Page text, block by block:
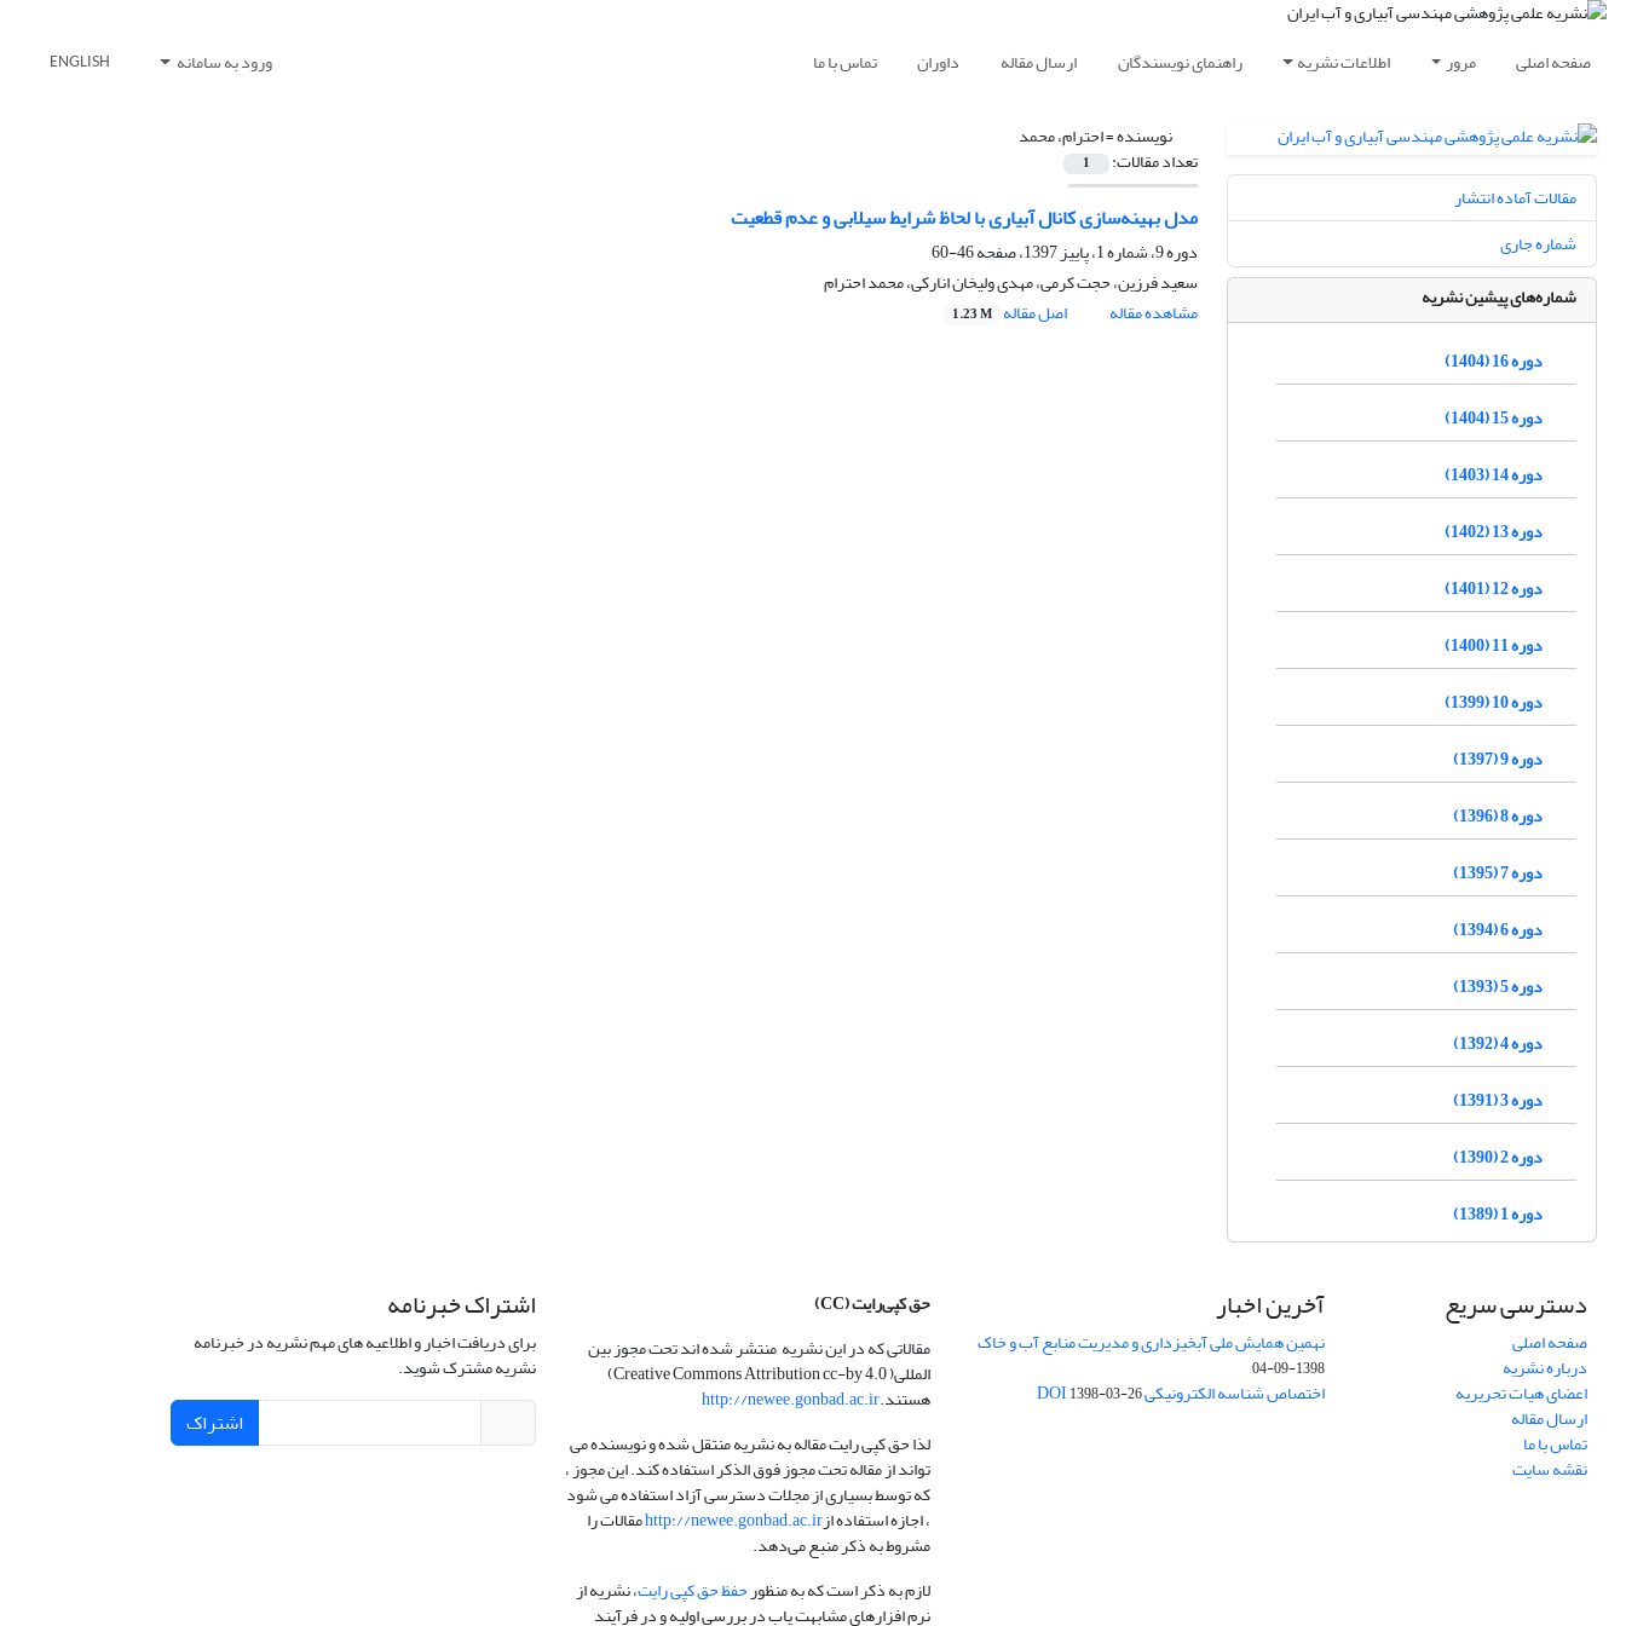
صفحه اصلی مرور اطلاعات نشریه راهنمای نویسندگان ارسال مقاله داوران تماس با ما ورود به سامانه ENGLISH
نویسنده =احترام، محمد
تعداد مقالات: 1
مدل بهینه‌سازی کانال آبیاری با لحاظ شرایط سیلابی و عدم قطعیت
دوره 9، شماره 1، پاییز 1397، صفحه
46-60
سعید فرزین، حجت کرمی، مهدی ولیخان انارکی، محمد احترام
مشاهده مقاله
اصل مقاله 1.23 M
مقالات آماده انتشار
شماره جاری
شماره‌های پیشین نشریه
دوره 16 (1404)
دوره 15 (1404)
دوره 14 (1403)
دوره 13 (1402)
دوره 12 (1401)
دوره 11 (1400)
دوره 10 (1399)
دوره 9 (1397)
دوره 8 (1396)
دوره 7 (1395)
دوره 6 (1394)
دوره 5 (1393)
دوره 4 (1392)
دوره 3 (1391)
دوره 2 (1390)
دوره 1 (1389)
دسترسی سریع
صفحه اصلی
درباره نشریه
اعضای هیات تحریریه
ارسال مقاله
تماس با ما
نقشه سایت
آخرین اخبار
نهمین همایش ملی آبخیزداری و مدیریت منابع آب و خاک
1398-09-04
اختصاص شناسه الکترونیکی DOI1398-03-26
حق کپی‌رایت(CC)
مقالاتی که در این نشریه منتشر شده اند تحت مجوز بین
المللی( Creative Commons Attribution cc-by 4.0)
هستند.http://newee.gonbad.ac.ir
لذا حق کپی رایت مقاله به نشریه منتقل شده و نویسنده می
تواند از مقاله تحت مجوز فوق الذکر استفاده کند. این مجوز ،
که توسط بسیاری از مجلات دسترسی آزاد استفاده می شود
، اجازه استفاده ازhttp://newee.gonbad.ac.irمقالات را
مشروط به ذکر منبع می‌دهد.
لازم به ذکر است که به منظورحفظ حق کپی رایت، نشریه از
نرم افزارهای مشابهت یاب در بررسی اولیه و در فرآیند
اشتراک خبرنامه
برای دریافت اخبار و اطلاعیه های مهم نشریه در خبرنامه
نشریه مشترک شوید.
اشتراک